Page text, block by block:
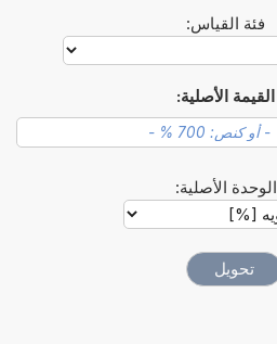
فئة القياس:
القيمة الأصلية:
الوحدة الأصلية: